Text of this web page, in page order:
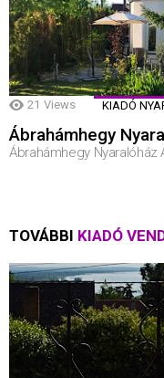
21 Views KIADÓ
Ábrahámhegy
Ábrahámhegy Nyaralóház
TOVÁBBI KIADÓ